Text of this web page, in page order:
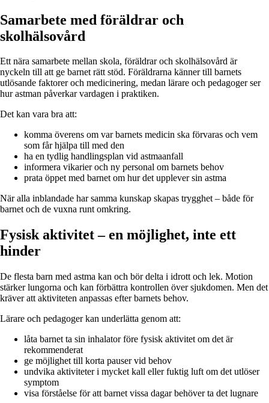
Samarbete med föräldrar och
skolhälsovård
Ett nära samarbete mellan skola, föräldrar och skolhälsovård är
nyckeln till att ge barnet rätt stöd. Föräldrarna känner till barnets
utlösande faktorer och medicinering, medan lärare och pedagoger ser
hur astman påverkar vardagen i praktiken.
Det kan vara bra att:
komma överens om var barnets medicin ska förvaras och vem
som får hjälpa till med den
ha en tydlig handlingsplan vid astmaanfall
informera vikarier och ny personal om barnets behov
prata öppet med barnet om hur det upplever sin astma
När alla inblandade har samma kunskap skapas trygghet – både för
barnet och de vuxna runt omkring.
Fysisk aktivitet – en möjlighet, inte ett
hinder
De flesta barn med astma kan och bör delta i idrott och lek. Motion
stärker lungorna och kan förbättra kontrollen över sjukdomen. Men det
kräver att aktiviteten anpassas efter barnets behov.
Lärare och pedagoger kan underlätta genom att:
låta barnet ta sin inhalator före fysisk aktivitet om det är
rekommenderat
ge möjlighet till korta pauser vid behov
undvika aktiviteter i mycket kall eller fuktig luft om det utlöser
symptom
visa förståelse för att barnet vissa dagar behöver ta det lugnare